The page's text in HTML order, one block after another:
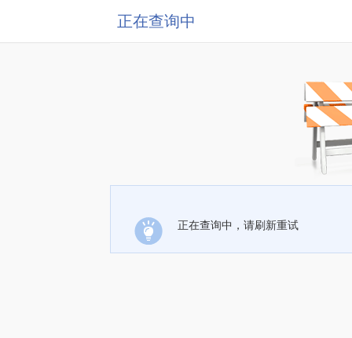
正在查询中
正在查询中，请刷新重试